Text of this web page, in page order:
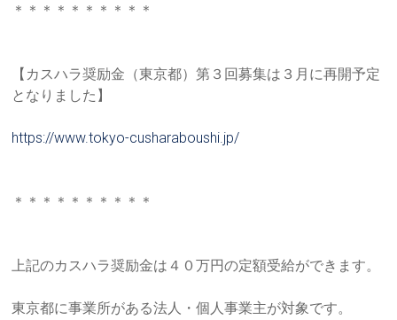
研
ー
ビ
を
供
す。
＊＊＊＊＊＊＊＊＊＊
【カスハラ奨励金（東京都）第３回募集は３月に再開予定
となりま した】
https://www.tokyo-cusharaboushi.jp/
＊＊＊＊＊＊＊＊＊＊
上記のカスハラ奨励金は４０万円の定額受給ができます。
東京都に事業所がある法人・個人事業主が対象です。